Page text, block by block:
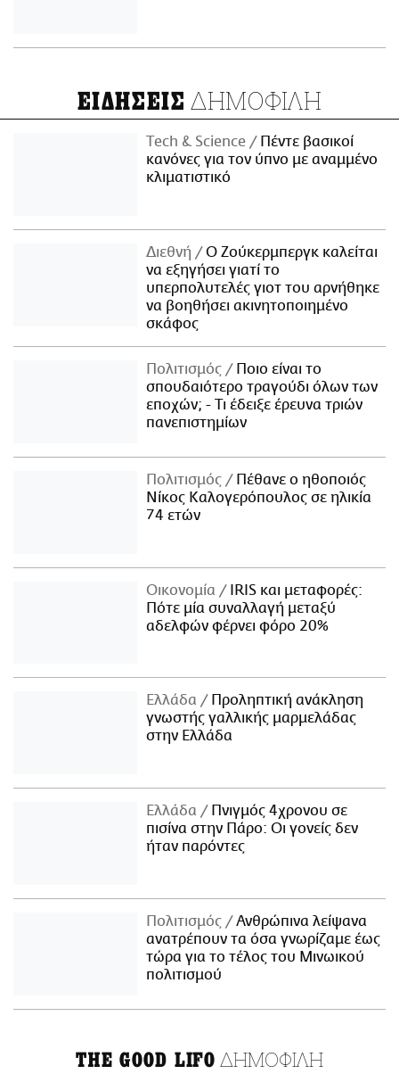
ΕΙΔΗΣΕΙΣ ΔΗΜΟΦΙΛΗ
Τech & Science
Πέντε βασικοί
κανόνες για τον ύπνο με αναμμένο
κλιματιστικό
Διεθνή
Ο Ζούκερμπεργκ καλείται
να εξηγήσει γιατί το
υπερπολυτελές γιοτ του αρνήθηκε
να βοηθήσει ακινητοποιημένο
σκάφος
Πολιτισμός
Ποιο είναι το
σπουδαιότερο τραγούδι όλων των
εποχών; - Τι έδειξε έρευνα τριών
πανεπιστημίων
Πολιτισμός
Πέθανε ο ηθοποιός
Νίκος Καλογερόπουλος σε ηλικία
74 ετών
Οικονομία
IRIS και μεταφορές:
Πότε μία συναλλαγή μεταξύ
αδελφών φέρνει φόρο 20%
Ελλάδα
Προληπτική ανάκληση
γνωστής γαλλικής μαρμελάδας
στην Ελλάδα
Ελλάδα
Πνιγμός 4χρονου σε
πισίνα στην Πάρο: Οι γονείς δεν
ήταν παρόντες
Πολιτισμός
Ανθρώπινα λείψανα
ανατρέπουν τα όσα γνωρίζαμε έως
τώρα για το τέλος του Μινωικού
πολιτισμού
THE GOOD LIFO ΔΗΜΟΦΙΛΗ